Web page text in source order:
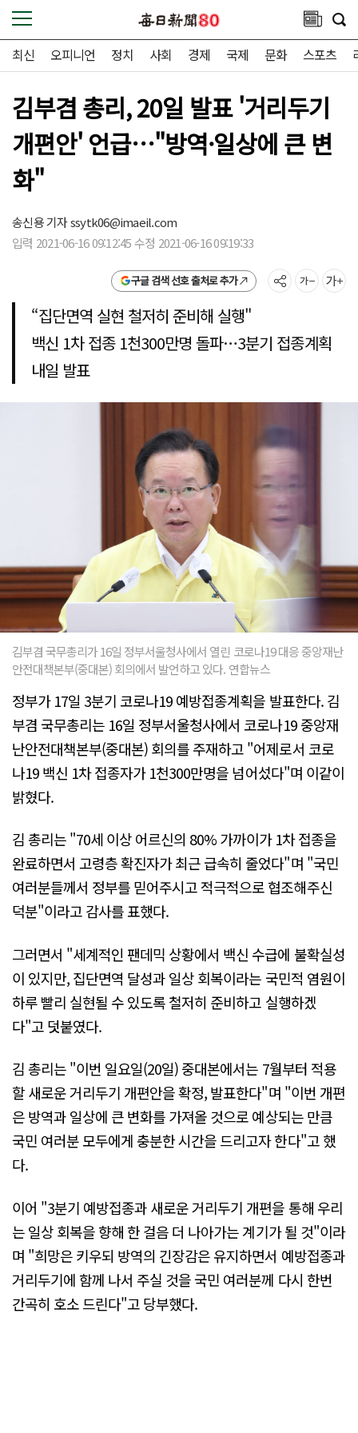
최신 오피니언 정치 사회 경제 국제 문화 스포츠
김부겸 총리, 20일 발표 '거리두기
개편안' 언급…"방역·일상에 큰 변
화"
송신용 기자ssytk06@imaeil.com
입력 2021-06-16 09:12:45 수정 2021-06-16 09:19:33
구글 검색 선호 출처로 추가
“집단면역 실현 철저히 준비해 실행"
백신 1차 접종 1천300만명 돌파…3분기 접종계획
내일 발표
김부겸 국무총리가 16일 정부서울청사에서 열린 코로나19 대응 중앙재난
안전대책본부(중대본) 회의에서 발언하고 있다. 연합뉴스
정부가 17일 3분기 코로나19 예방접종계획을 발표한다. 김
부겸 국무총리는 16일 정부서울청사에서 코로나19 중앙재
난안전대책본부(중대본) 회의를 주재하고 "어제로서 코로
나19 백신 1차 접종자가 1천300만명을 넘어섰다"며 이같이
밝혔다.
김 총리는 "70세 이상 어르신의 80% 가까이가 1차 접종을
완료하면서 고령층 확진자가 최근 급속히 줄었다"며 "국민
여러분들께서 정부를 믿어주시고 적극적으로 협조해주신
덕분"이라고 감사를 표했다.
그러면서 "세계적인 팬데믹 상황에서 백신 수급에 불확실성
이 있지만, 집단면역 달성과 일상 회복이라는 국민적 염원이
하루 빨리 실현될 수 있도록 철저히 준비하고 실행하겠
다"고 덧붙였다.
김 총리는 "이번 일요일(20일) 중대본에서는 7월부터 적용
할 새로운 거리두기 개편안을 확정, 발표한다"며 "이번 개편
은 방역과 일상에 큰 변화를 가져올 것으로 예상되는 만큼
국민 여러분 모두에게 충분한 시간을 드리고자 한다"고 했
다.
이어 "3분기 예방접종과 새로운 거리두기 개편을 통해 우리
는 일상 회복을 향해 한 걸음 더 나아가는 계기가 될 것"이라
며 "희망은 키우되 방역의 긴장감은 유지하면서 예방접종과
거리두기에 함께 나서 주실 것을 국민 여러분께 다시 한번
간곡히 호소 드린다"고 당부했다.